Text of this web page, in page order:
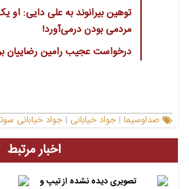
توهین بیرانوند به علی دایی:
مردمی بودن درمی‌آورد!
درخواست عجیب رامین رضاییان
صداوسیما | جواد خیابانی | جواد خیابانی
اخبار مرتبط
تصویری دیده نشده از تیپ و